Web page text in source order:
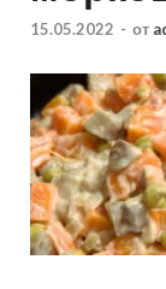
15.05.2022 - от